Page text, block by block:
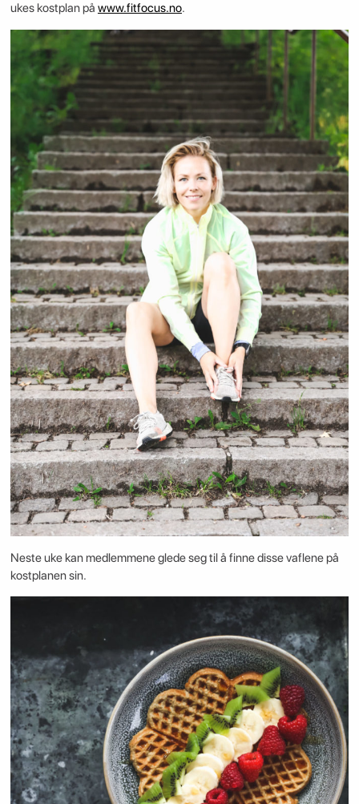
ukes kostplan på www.fitfocus.no.
Neste uke kan medlemmene glede seg til å finne disse vaflene på
kostplanen sin.